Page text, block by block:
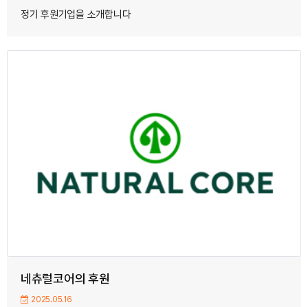
정기 후원기업을 소개합니다
네츄럴코어의 후원
2025.05.16